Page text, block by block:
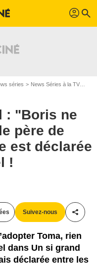
profil search
séries News Séries à la TV
: "Boris ne
père de
est déclarée
!
Suivez-nous
Toma, rien
dans Un si grand
déclarée entre les